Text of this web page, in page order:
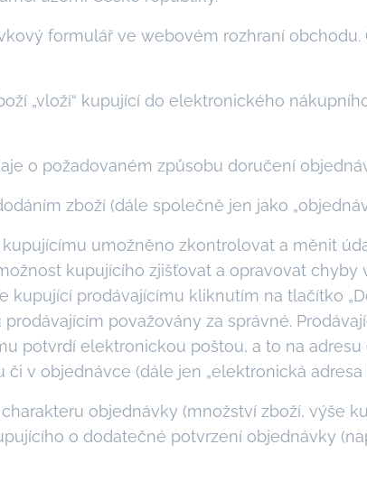
formulář ve webovém rozhraní obchodu.
„vloží“ kupující do elektronického
o požadovaném způsobu doručení
zboží (dále společně jen jako
umožněno zkontrolovat a měnit
kupujícího zjišťovat a opravovat chyby
kupující prodávajícímu kliknutím na tlačítko
považovány za správné.
potvrdí elektronickou poštou, a to na
v objednávce (dále jen „elektronická adresa
objednávky (množství zboží, výše
o dodatečné potvrzení objednávky